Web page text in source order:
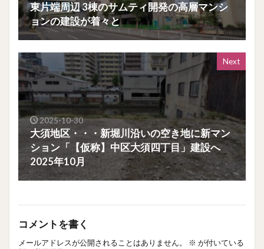
東片端周辺 3棟のサムティ開発の高層マンシ
ョンの建設が着々と
Next
2025-10-30
大須地区・・・新堀川沿いの空き地に新マン
ション「【仮称】中区大須四丁目」建設へ
2025年10月
コメントを書く
メールアドレスが公開されることはありません。 ※ が付いている